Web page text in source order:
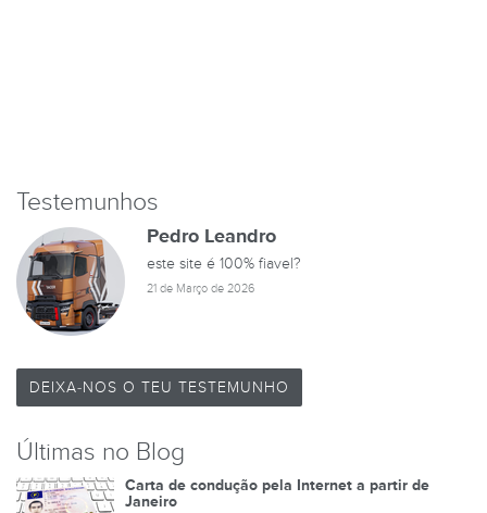
Testemunhos
Pedro Leandro
este site é 100% fiavel?
21 de Março de 2026
DEIXA-NOS O TEU TESTEMUNHO
Últimas no Blog
Carta de condução pela Internet a partir de
Janeiro